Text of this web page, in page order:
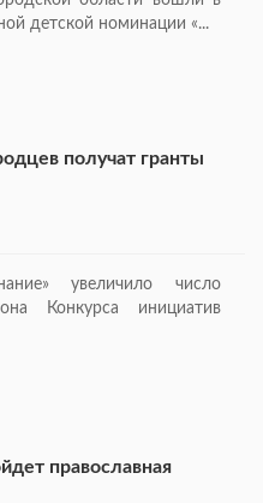
детской номинации «...
получат гранты
увеличило число
Конкурса инициатив
православная